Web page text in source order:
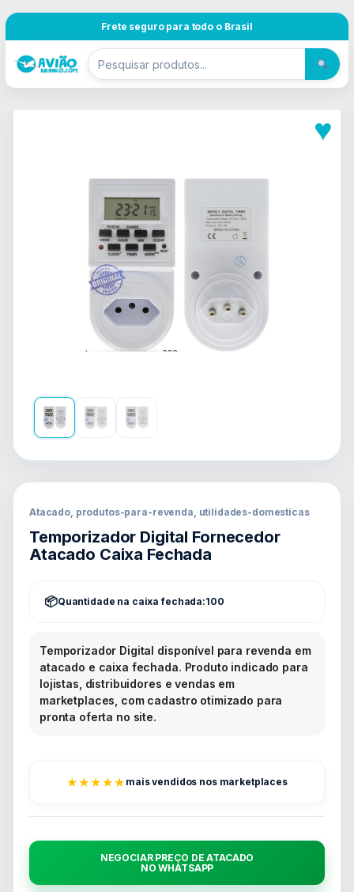
Frete seguro para todo o Brasil
♥
Atacado, produtos-para-revenda, utilidades-domesticas
Temporizador Digital Fornecedor
Atacado Caixa Fechada
Quantidade na caixa fechada:100
Temporizador Digital disponível para revenda em
atacado e caixa fechada. Produto indicado para
lojistas, distribuidores e vendas em
marketplaces, com cadastro otimizado para
pronta oferta no site.
★★★★★ mais vendidos nos marketplaces
NEGOCIAR PREÇO DE ATACADO
NO WHATSAPP